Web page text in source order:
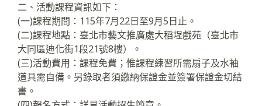
二、活動課程資訊如下：
(一)課程期間：115年7月22日至9月5日止。
(二)課程地點：臺北市藝文推廣處大稻埕戲苑（臺北市
大同區迪化街1段21號8樓）。
(三)活動費用：課程免費；惟課程練習所需扇子及水袖
道具需自備。另錄取者須繳納保證金並簽署保證金切結
書。